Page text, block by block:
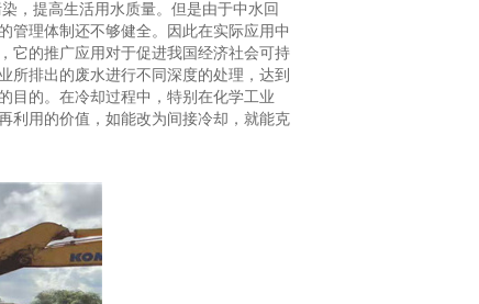
，提高生活用水质量。但是由于中水回
管理体制还不够健全。因此在实际应用中
它的推广应用对于促进我国经济社会可持
所排出的废水进行不同深度的处理，达到
目的。在冷却过程中，特别在化学工业
利用的价值，如能改为间接冷却，就能克